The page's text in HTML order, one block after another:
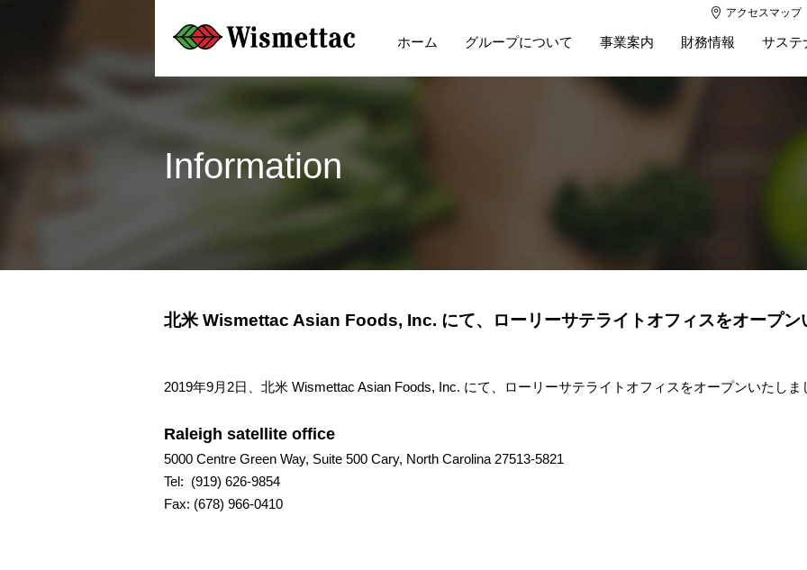
ホーム グループについて 事業案内 財務情報 サステ
アクセスマップ
Information
北米 Wismettac Asian Foods, Inc. にて、ローリーサテライトオフィスをオープン
2019年9月2日、北米 Wismettac Asian Foods, Inc. にて、ローリーサテライトオフィスをオープンいたしま
Raleigh satellite office
5000 Centre Green Way, Suite 500 Cary, North Carolina 27513-5821
Tel: (919) 626-9854
Fax: (678) 966-0410